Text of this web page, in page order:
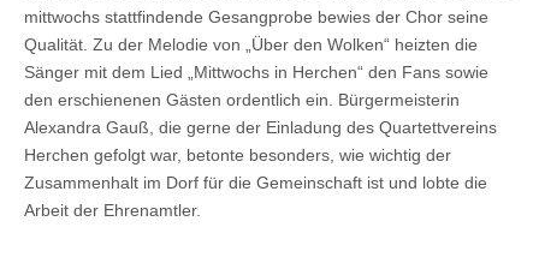
mittwochs stattfindende Gesangprobe bewies der Chor seine
Qualität. Zu der Melodie von „Über den Wolken“ heizten die
Sänger mit dem Lied „Mittwochs in Herchen“ den Fans sowie
den erschienenen Gästen ordentlich ein. Bürgermeisterin
Alexandra Gauß, die gerne der Einladung des Quartettvereins
Herchen gefolgt war, betonte besonders, wie wichtig der
Zusammenhalt im Dorf für die Gemeinschaft ist und lobte die
Arbeit der Ehrenamtler.